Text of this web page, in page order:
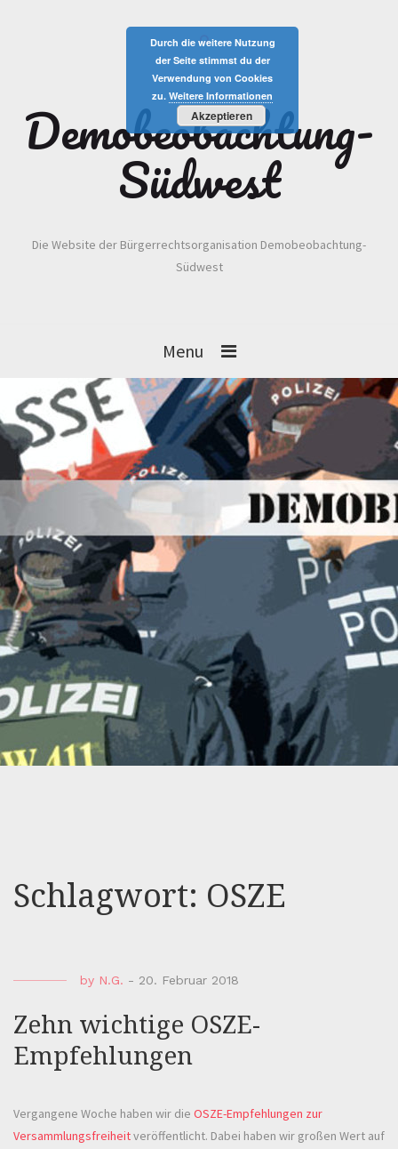
Demobeobachtung-
Südwest
Die Website der Bürgerrechtsorganisation Demobeobachtung-
Südwest
Menu
Schlagwort: OSZE
by N.G. - 20. Februar 2018
Zehn wichtige OSZE-
Empfehlungen
Vergangene Woche haben wir die OSZE-Empfehlungen zur
Versammlungsfreiheitveröffentlicht. Dabei haben wir großen Wert auf
Durch die weitere Nutzung
der Seite stimmst du der
Verwendung von Cookies
zu. Weitere Informationen
Akzeptieren